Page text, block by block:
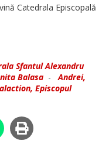
Catedrala Episcopală
Sfantul Alexandru
Balasa -Andrei,
Episcopul